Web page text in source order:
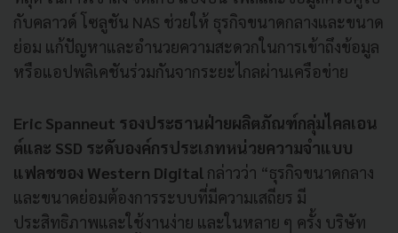
กับคลาวด์ โซลูชัน NAS ช่วยให้ ธุรกิจขนาดกลางและขนาด
ย่อม แก้ปัญหาและอำนวยความสะดวกในการเข้าถึงข้อมูล
หรือแอปพลิเคชันร่วมกันจากระยะไกลผ่านเครือข่าย
Eric Spanneut รองประธานฝ่ายผลิตภัณฑ์กลุ่มไคลเอน
ต์และ SSD ระดับองค์กรประเภทหน่วยความจำแบบ
แฟลชของ Western Digital กล่าวว่า “ธุรกิจขนาดกลาง
และขนาดย่อมต้องการระบบที่มีความเสถียร มี
ประสิทธิภาพและใช้งานง่าย และในหลาย ๆ ครั้ง บริษัท